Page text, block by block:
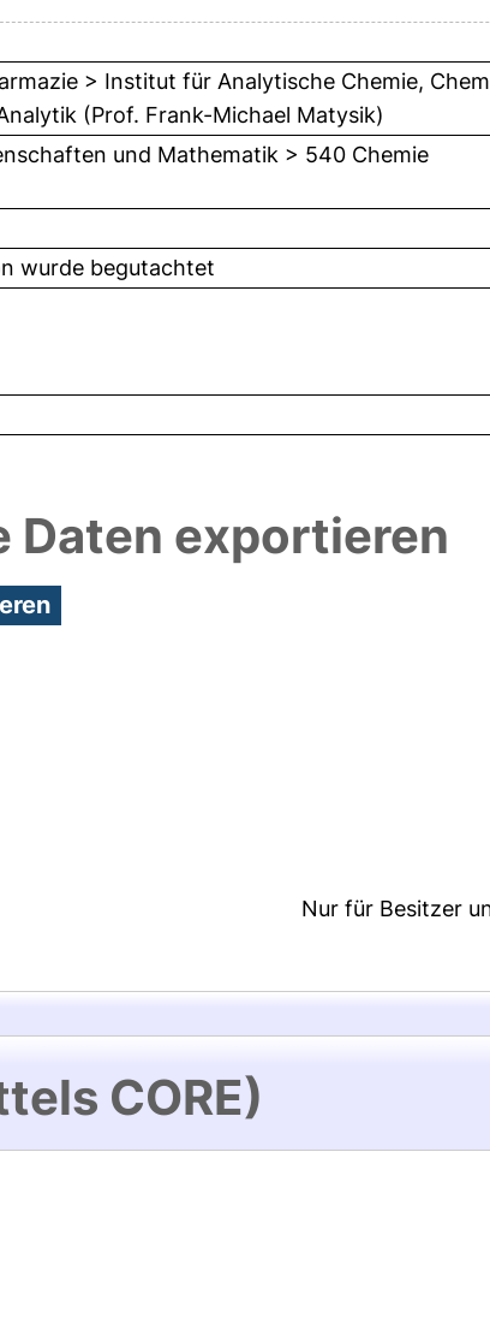
> Institut für Analytische Chemie,
(Prof. Frank-Michael Matysik)
und Mathematik > 540 Chemie
wurde begutachtet
Daten exportieren
Nur für Besitzer
CORE)